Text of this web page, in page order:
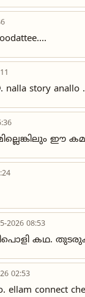
nalla story
ഈ
2026 08:53
കഥ.
02:53
ellam connect